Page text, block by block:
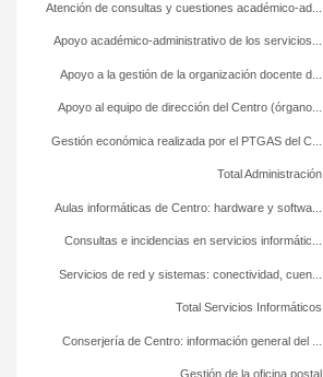
Gestión de la oficina postal
Conserjería de Centro: información general del ...
Total Servicios Informáticos
Servicios de red y sistemas: conectividad, cuen...
Consultas e incidencias en servicios informátic...
Aulas informáticas de Centro: hardware y softwa...
Total Administración
Gestión económica realizada por el PTGAS del C...
Apoyo al equipo de dirección del Centro (órgano...
Apoyo a la gestión de la organización docente d...
Apoyo académico-administrativo de los servicios...
Atención de consultas y cuestiones académico-ad...